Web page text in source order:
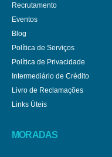
Recrutamento
Eventos
Blog
Política de Serviços
Política de Privacidade
Intermediário de Crédito
Livro de Reclamações
Links Úteis
MORADAS